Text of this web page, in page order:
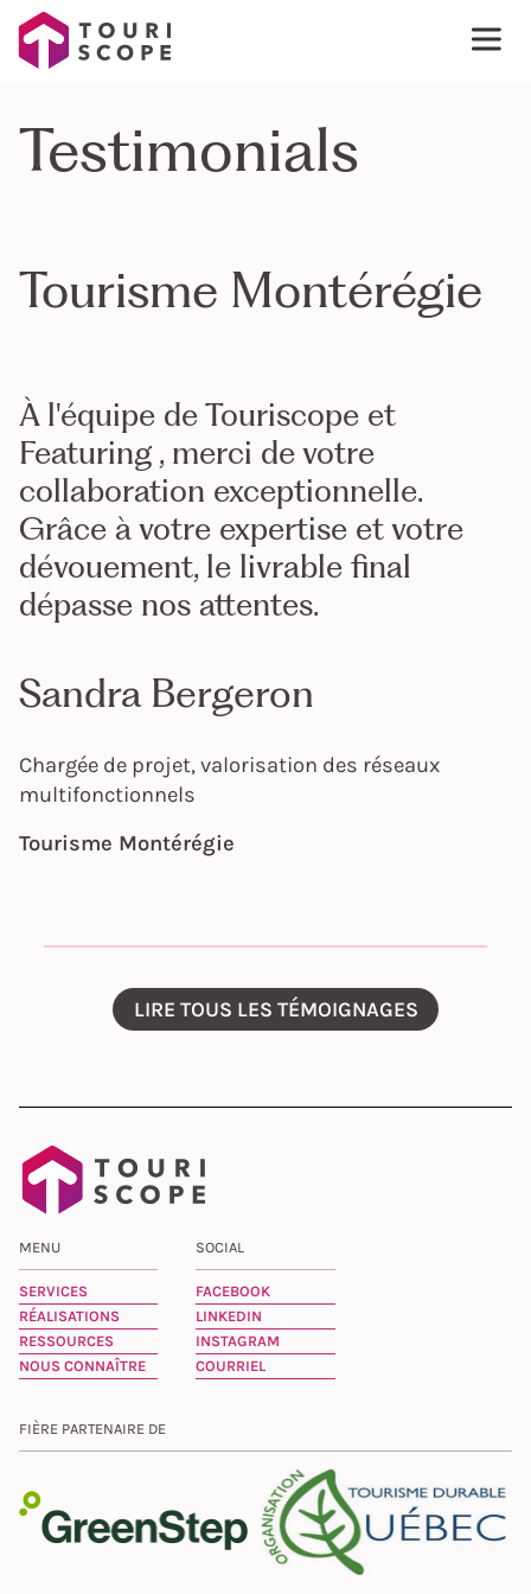
Testimonials
Tourisme Montérégie
À l'équipe de Touriscope et
Featuring , merci de votre
collaboration exceptionnelle.
Grâce à votre expertise et votre
dévouement, le livrable final
dépasse nos attentes.
Sandra Bergeron
Chargée de projet, valorisation des réseaux
multifonctionnels
Tourisme Montérégie
LIRE TOUS LES TÉMOIGNAGES
MENU
SERVICES
RÉALISATIONS
RESSOURCES
NOUS CONNAÎTRE
SOCIAL
FACEBOOK
LINKEDIN
INSTAGRAM
COURRIEL
FIÈRE PARTENAIRE DE